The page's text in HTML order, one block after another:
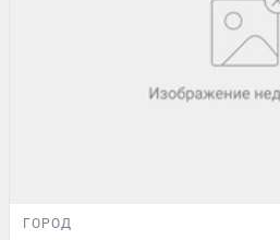
ГОРОД